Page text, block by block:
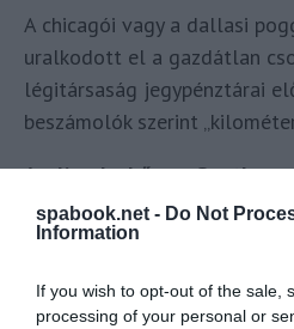
spabook.net - Do Not
Information
If you wish to opt-out of the sale,
processing of your personal or
A chicagói vagy a dallasi
uralkodott el a gazdátlan
légitársaság jegypénztárai
beszámolók szerint
Az éjszaka hőse a
egy Oaklandből Los
ex-légiutas-kísérő volt, aki
szól ehhez a